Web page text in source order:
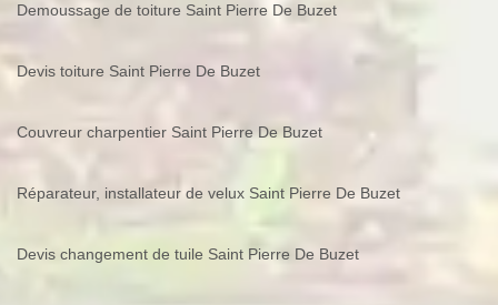
Demoussage de toiture Saint Pierre De Buzet
Devis toiture Saint Pierre De Buzet
Couvreur charpentier Saint Pierre De Buzet
Réparateur, installateur de velux Saint Pierre De Buzet
Devis changement de tuile Saint Pierre De Buzet